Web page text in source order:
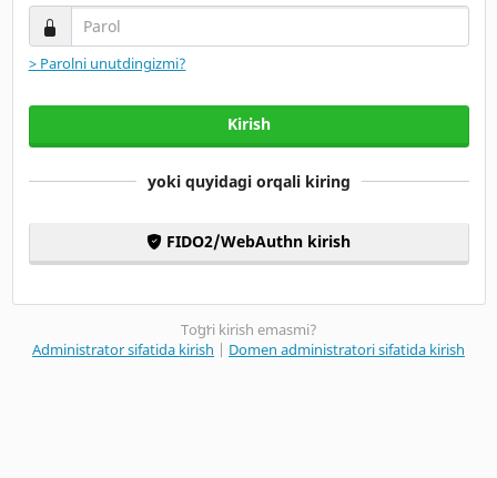
Parol
> Parolni unutdingizmi?
Kirish
yoki quyidagi orqali kiring
FIDO2/WebAuthn kirish
Toʻgʻri kirish emasmi?
Administrator sifatida kirish
Domen administratori sifatida kirish